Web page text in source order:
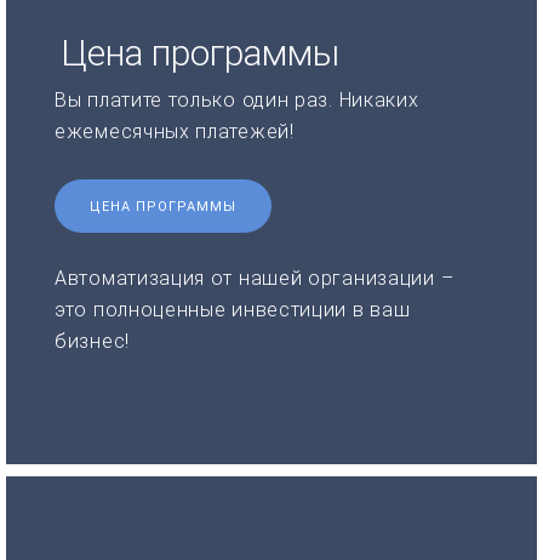
Цена программы
Вы платите только один раз. Никаких
ежемесячных платежей!
ЦЕНА ПРОГРАММЫ
Автоматизация от нашей организации –
это полноценные инвестиции в ваш
бизнес!